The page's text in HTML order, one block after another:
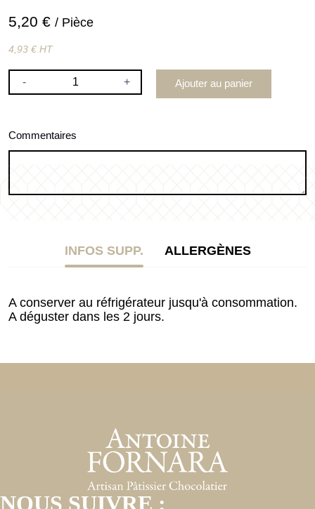
5,20 € / Pièce
4,93 € HT
- + Ajouter au panier
Commentaires
INFOS SUPP. ALLERGÈNES
A conserver au réfrigérateur jusqu'à consommation.
A déguster dans les 2 jours.
NOUS SUIVRE :